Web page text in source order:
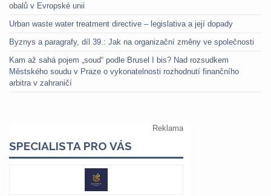
obalů v Evropské unii
Urban waste water treatment directive – legislativa a její dopady
Byznys a paragrafy, díl 39.: Jak na organizační změny ve společnosti
Kam až sahá pojem „soud“ podle Brusel I bis? Nad rozsudkem
Městského soudu v Praze o vykonatelnosti rozhodnutí finančního
arbitra v zahraničí